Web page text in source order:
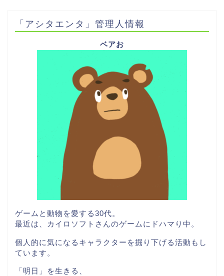
「アシタエンタ」管理人情報
ベアお
ゲームと動物を愛する30代。
最近は、カイロソフトさんのゲームにドハマり中。
個人的に気になるキャラクターを掘り下げる活動もし
ています。
「明日」を生きる、